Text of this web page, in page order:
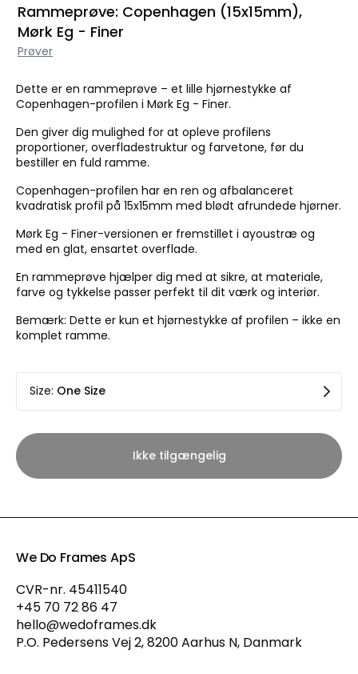
Rammeprøve: Copenhagen (15x15mm),
Mørk Eg - Finer
Prøver
Dette er en rammeprøve – et lille hjørnestykke af
Copenhagen-profilen i Mørk Eg - Finer.
Den giver dig mulighed for at opleve profilens
proportioner, overfladestruktur og farvetone, før du
bestiller en fuld ramme.
Copenhagen-profilen har en ren og afbalanceret
kvadratisk profil på 15x15mm med blødt afrundede hjørner.
Mørk Eg - Finer-versionen er fremstillet i ayoustræ og
med en glat, ensartet overflade.
En rammeprøve hjælper dig med at sikre, at materiale,
farve og tykkelse passer perfekt til dit værk og interiør.
Bemærk: Dette er kun et hjørnestykke af profilen – ikke en
komplet ramme.
Size: One Size
Ikke tilgængelig
We Do Frames ApS
CVR-nr. 45411540
+45 70 72 86 47
hello@wedoframes.dk
P.O. Pedersens Vej 2, 8200 Aarhus N, Danmark